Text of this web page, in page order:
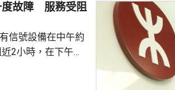
度故障 服務受阻
信號設備在中午約
2小時，在下午約